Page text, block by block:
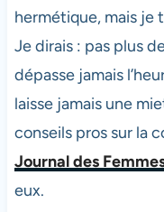
hermétique, mais je
Je dirais : pas plus
dépasse jamais
laisse jamais une
conseils pros sur la
Journal des
eux.